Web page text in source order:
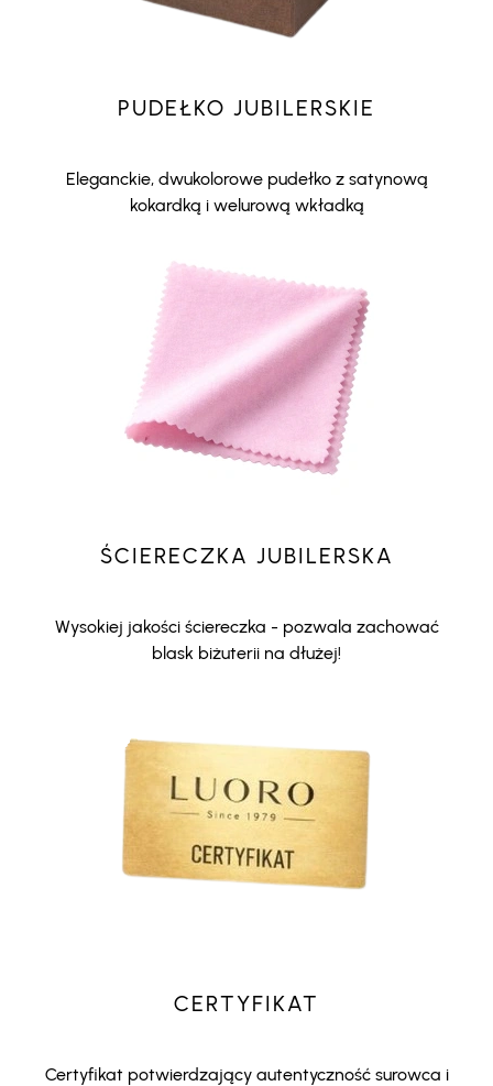
PUDEŁKO JUBILERSKIE
Eleganckie, dwukolorowe pudełko z satynową
kokardką i welurową wkładką
ŚCIERECZKA JUBILERSKA
Wysokiej jakości ściereczka - pozwala zachować
blask biżuterii na dłużej!
CERTYFIKAT
Certyfikat potwierdzający autentyczność surowca i